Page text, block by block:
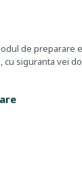
de preparare
siguranta vei